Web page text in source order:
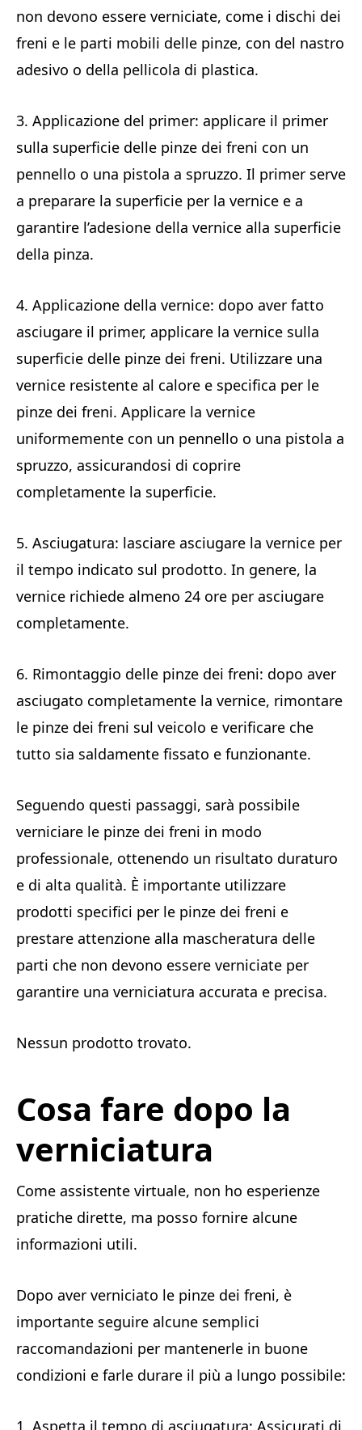
non devono essere verniciate, come i dischi dei
freni e le parti mobili delle pinze, con del nastro
adesivo o della pellicola di plastica.
3. Applicazione del primer: applicare il primer
sulla superficie delle pinze dei freni con un
pennello o una pistola a spruzzo. Il primer serve
a preparare la superficie per la vernice e a
garantire l’adesione della vernice alla superficie
della pinza.
4. Applicazione della vernice: dopo aver fatto
asciugare il primer, applicare la vernice sulla
superficie delle pinze dei freni. Utilizzare una
vernice resistente al calore e specifica per le
pinze dei freni. Applicare la vernice
uniformemente con un pennello o una pistola a
spruzzo, assicurandosi di coprire
completamente la superficie.
5. Asciugatura: lasciare asciugare la vernice per
il tempo indicato sul prodotto. In genere, la
vernice richiede almeno 24 ore per asciugare
completamente.
6. Rimontaggio delle pinze dei freni: dopo aver
asciugato completamente la vernice, rimontare
le pinze dei freni sul veicolo e verificare che
tutto sia saldamente fissato e funzionante.
Seguendo questi passaggi, sarà possibile
verniciare le pinze dei freni in modo
professionale, ottenendo un risultato duraturo
e di alta qualità. È importante utilizzare
prodotti specifici per le pinze dei freni e
prestare attenzione alla mascheratura delle
parti che non devono essere verniciate per
garantire una verniciatura accurata e precisa.
Nessun prodotto trovato.
Cosa fare dopo la
verniciatura
Come assistente virtuale, non ho esperienze
pratiche dirette, ma posso fornire alcune
informazioni utili.
Dopo aver verniciato le pinze dei freni, è
importante seguire alcune semplici
raccomandazioni per mantenerle in buone
condizioni e farle durare il più a lungo possibile:
1. Aspetta il tempo di asciugatura: Assicurati di